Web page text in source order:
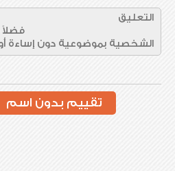
تقييم بدون اسم